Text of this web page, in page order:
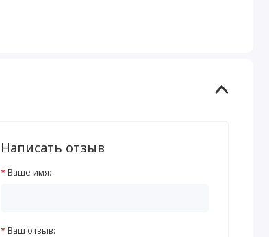
Написать отзыв
Ваше имя:
Ваш отзыв: